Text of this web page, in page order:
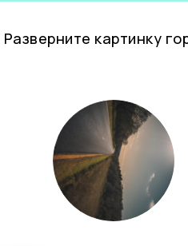
Разверните картинку